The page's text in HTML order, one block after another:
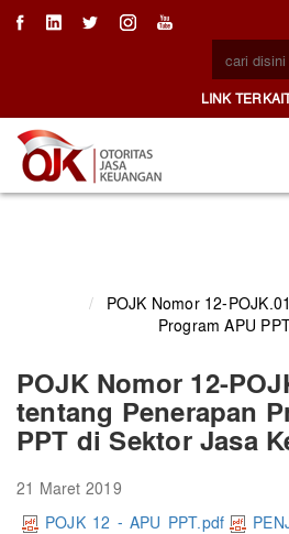
LINK
/
POJK Nomor 12-
Program APU
POJK Nomor 12-
tentang Penerapan
PPT di Sektor Jasa
21 Maret 2019
POJK 12 - APU PPT.pdf